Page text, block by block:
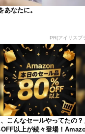
あなたに。
PR(アイリスプ
、こんなセールやってたの？
OFF以上が続々登場！